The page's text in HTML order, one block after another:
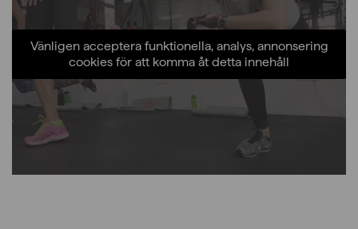
Vänligen acceptera funktionella, analys, annonsering
cookies för att komma åt detta innehåll